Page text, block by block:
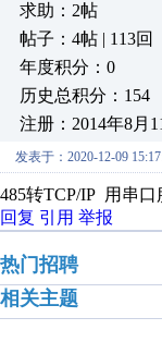
求助：2帖
帖子：4帖 | 113回
年度积分：0
历史总积分：154
注册：2014年8月
发表于：2020-12-09
485转TCP/IP 用串
回复 引用 举报
热门招聘
相关主题